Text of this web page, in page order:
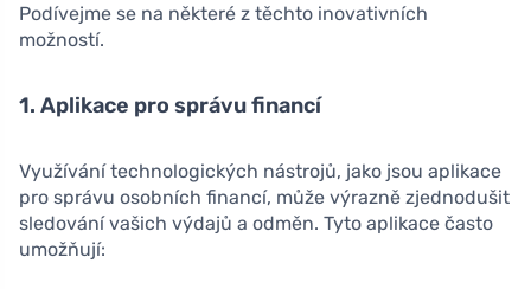
Podívejme se na některé z těchto inovativních
možností.
1. Aplikace pro správu financí
Využívání technologických nástrojů, jako jsou aplikace
pro správu osobních financí, může výrazně zjednodušit
sledování vašich výdajů a odměn. Tyto aplikace často
umožňují: